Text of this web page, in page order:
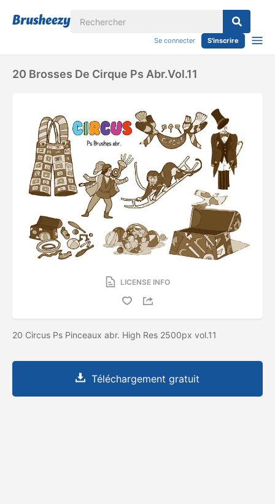
Se connecter S'inscrire
20 Brosses De Cirque Ps Abr.vol.11
LICENSE INFO
20 Circus Ps Pinceaux abr. High Res 2500px vol.11
Téléchargement gratuit